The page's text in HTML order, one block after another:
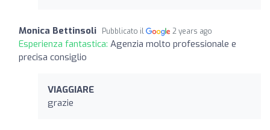
Monica Bettinsoli Pubblicato il 2 years ago
Esperienza fantastica: Agenzia molto professionale e
precisa consiglio
VIAGGIARE
grazie